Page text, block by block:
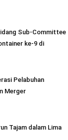
Sub-Committee
ke-9 di
Pelabuhan
Merger
Tajam dalam Lima